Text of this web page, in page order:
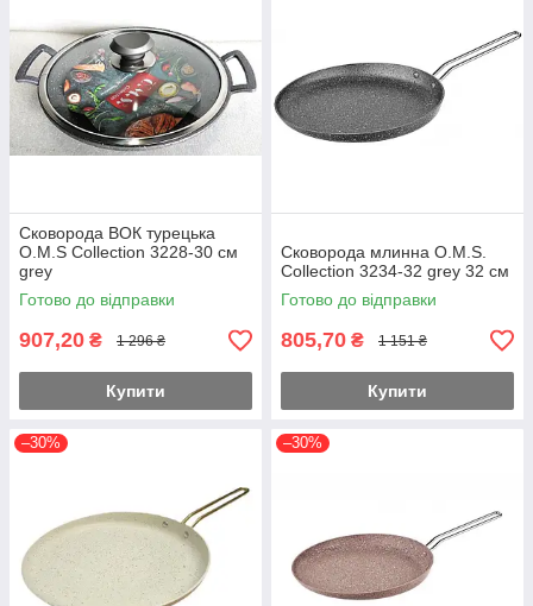
Сковорода ВОК турецька
O.M.S Collection 3228-30 см
grey
Готово до відправки
907,20 ₴ 1 296 ₴
Купити
Сковорода млинна O.M.S.
Collection 3234-32 grey 32 см
Готово до відправки
805,70 ₴ 1 151 ₴
Купити
–30% –30%